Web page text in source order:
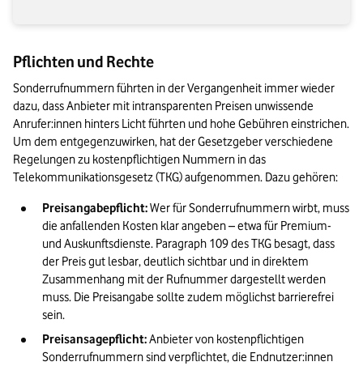
Pflichten und Rechte
Sonderrufnummern führten in der Vergangenheit immer wieder
dazu, dass Anbieter mit intransparenten Preisen unwissende
Anrufer:innen hinters Licht führten und hohe Gebühren einstrichen.
Um dem entgegenzuwirken, hat der Gesetzgeber verschiedene
Regelungen zu kostenpflichtigen Nummern in das
Telekommunikationsgesetz (TKG) aufgenommen. Dazu gehören:
Preisangabepflicht: Wer für Sonderrufnummern wirbt, muss
die anfallenden Kosten klar angeben – etwa für Premium-
und Auskunftsdienste. Paragraph 109 des TKG besagt, dass
der Preis gut lesbar, deutlich sichtbar und in direktem
Zusammenhang mit der Rufnummer dargestellt werden
muss. Die Preisangabe sollte zudem möglichst barrierefrei
sein.
Preisansagepflicht: Anbieter von kostenpflichtigen
Sonderrufnummern sind verpflichtet, die Endnutzer:innen